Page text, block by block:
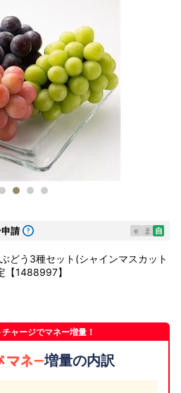
請 e ま 自
どう3種セット(シャインマスカット
【1488997】
ャージでマネー増量！
増量の内訳